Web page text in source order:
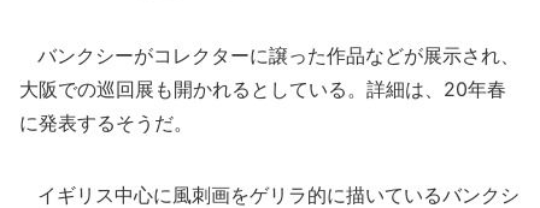
バンクシーがコレクターに譲った作品などが展示され、
大阪での巡回展も開かれるとしている。詳細は、20年春
に発表するそうだ。
イギリス中心に風刺画をゲリラ的に描いているバンクシ